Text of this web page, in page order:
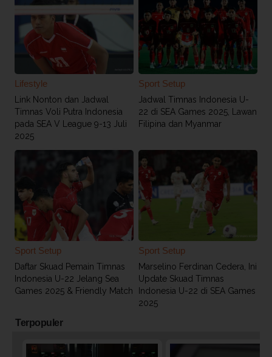
Lifestyle
Link Nonton dan Jadwal
Timnas Voli Putra Indonesia
pada SEA V League 9-13 Juli
2025
Sport Setup
Jadwal Timnas Indonesia U-
22 di SEA Games 2025, Lawan
Filipina dan Myanmar
Sport Setup
Daftar Skuad Pemain Timnas
Indonesia U-22 Jelang Sea
Games 2025 & Friendly Match
Sport Setup
Marselino Ferdinan Cedera, Ini
Update Skuad Timnas
Indonesia U-22 di SEA Games
2025
Terpopuler